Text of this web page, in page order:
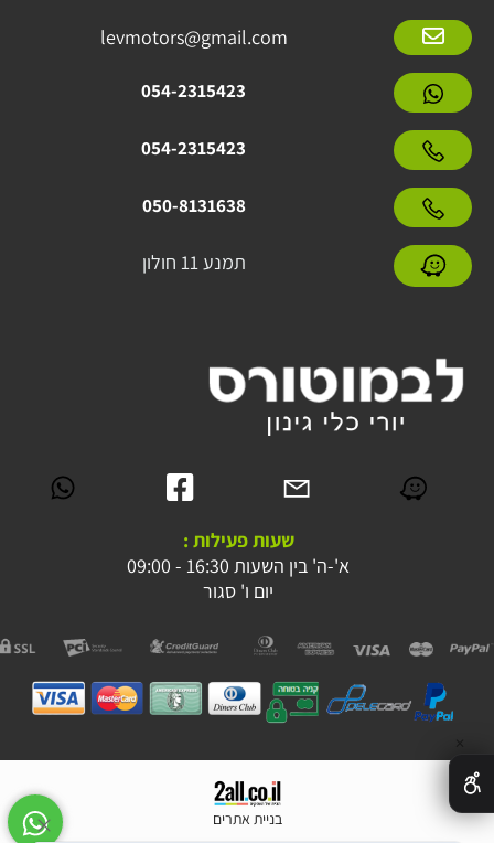
levmotors@gmail.com
054-2315423
054-2315423
050-8131638
תמנע 11 חולון
שעות פעילות :
א'-ה' בין השעות 16:30 - 09:00
יום ו' סגור
בניית אתרים